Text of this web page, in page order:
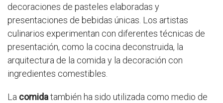
decoraciones de pasteles elaboradas y
presentaciones de bebidas únicas. Los artistas
culinarios experimentan con diferentes técnicas de
presentación, como la cocina deconstruida, la
arquitectura de la comida y la decoración con
ingredientes comestibles.
La comidatambién ha sido utilizada como medio de